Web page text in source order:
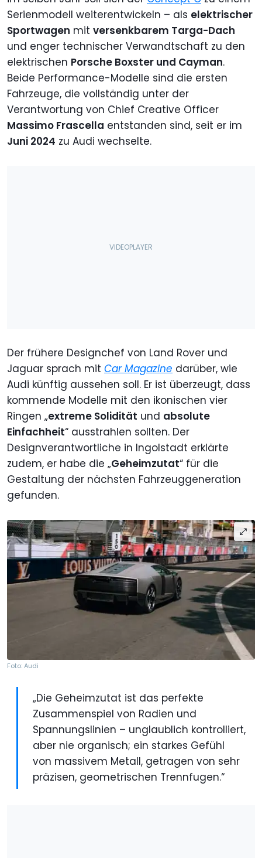
Serienmodell weiterentwickeln – als elektrischer
Sportwagen mit versenkbarem Targa-Dach
und enger technischer Verwandtschaft zu den
elektrischen Porsche Boxster und Cayman.
Beide Performance-Modelle sind die ersten
Fahrzeuge, die vollständig unter der
Verantwortung von Chief Creative Officer
Massimo Frascella entstanden sind, seit er im
Juni 2024 zu Audi wechselte.
Der frühere Designchef von Land Rover und
Jaguar sprach mit Car Magazine darüber, wie
Audi künftig aussehen soll. Er ist überzeugt, dass
kommende Modelle mit den ikonischen vier
Ringen „extreme Solidität und absolute
Einfachheit“ ausstrahlen sollten. Der
Designverantwortliche in Ingolstadt erklärte
zudem, er habe die „Geheimzutat“ für die
Gestaltung der nächsten Fahrzeuggeneration
gefunden.
Foto: Audi
„Die Geheimzutat ist das perfekte
Zusammenspiel von Radien und
Spannungslinien – unglaublich kontrolliert,
aber nie organisch; ein starkes Gefühl
von massivem Metall, getragen von sehr
präzisen, geometrischen Trennfugen.“